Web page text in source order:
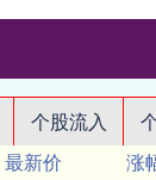
个股流入
最新价 涨